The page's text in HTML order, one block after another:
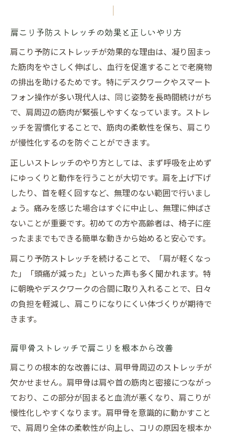
肩こり予防ストレッチの効果と正しいやり方
肩こり予防にストレッチが効果的な理由は、凝り固まっ
た筋肉をやさしく伸ばし、血行を促進することで老廃物
の排出を助けるためです。特にデスクワークやスマート
フォン操作が多い現代人は、同じ姿勢を長時間続けがち
で、肩周辺の筋肉が緊張しやすくなっています。ストレ
ッチを習慣化することで、筋肉の柔軟性を保ち、肩こり
が慢性化するのを防ぐことができます。
正しいストレッチのやり方としては、まず呼吸を止めず
にゆっくりと動作を行うことが大切です。肩を上げ下げ
したり、首を軽く回すなど、無理のない範囲で行いまし
ょう。痛みを感じた場合はすぐに中止し、無理に伸ばさ
ないことが重要です。初めての方や高齢者は、椅子に座
ったままでもできる簡単な動きから始めると安心です。
肩こり予防ストレッチを続けることで、「肩が軽くなっ
た」「頭痛が減った」といった声も多く聞かれます。特
に朝晩やデスクワークの合間に取り入れることで、日々
の負担を軽減し、肩こりになりにくい体づくりが期待で
きます。
肩甲骨ストレッチで肩こりを根本から改善
肩こりの根本的な改善には、肩甲骨周辺のストレッチが
欠かせません。肩甲骨は肩や首の筋肉と密接につながっ
ており、この部分が固まると血流が悪くなり、肩こりが
慢性化しやすくなります。肩甲骨を意識的に動かすこと
で、肩周り全体の柔軟性が向上し、コリの原因を根本か